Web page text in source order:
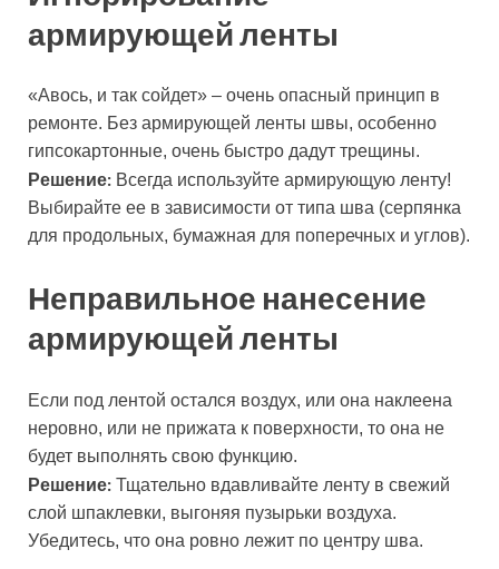
армирующей ленты
«Авось, и так сойдет» – очень опасный принцип в
ремонте. Без армирующей ленты швы, особенно
гипсокартонные, очень быстро дадут трещины.
Решение: Всегда используйте армирующую ленту!
Выбирайте ее в зависимости от типа шва (серпянка
для продольных, бумажная для поперечных и углов).
Неправильное нанесение
армирующей ленты
Если под лентой остался воздух, или она наклеена
неровно, или не прижата к поверхности, то она не
будет выполнять свою функцию.
Решение: Тщательно вдавливайте ленту в свежий
слой шпаклевки, выгоняя пузырьки воздуха.
Убедитесь, что она ровно лежит по центру шва.